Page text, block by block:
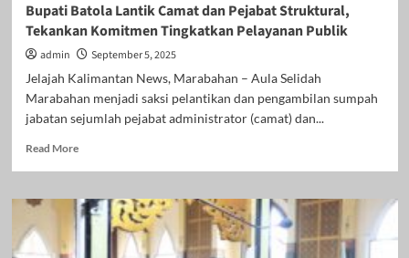
Bupati Batola Lantik Camat dan Pejabat Struktural,
Tekankan Komitmen Tingkatkan Pelayanan Publik
admin
September 5, 2025
Jelajah Kalimantan News, Marabahan – Aula Selidah
Marabahan menjadi saksi pelantikan dan pengambilan sumpah
jabatan sejumlah pejabat administrator (camat) dan...
Read MoreRead
Bupati
Batola
Lantik